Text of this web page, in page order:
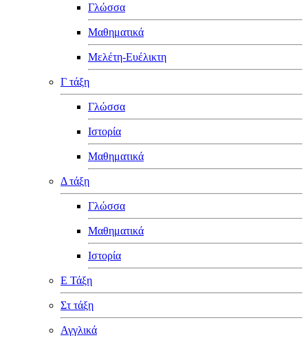
Γλώσσα
Μαθηματικά
Μελέτη-Ευέλικτη
Γ τάξη
Γλώσσα
Ιστορία
Μαθηματικά
Δ τάξη
Γλώσσα
Μαθηματικά
Ιστορία
Ε Τάξη
Στ τάξη
Αγγλικά